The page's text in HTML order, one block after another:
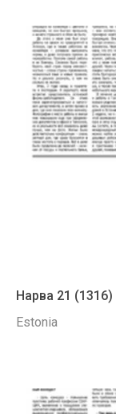
Нарва 21 (1316)
Estonia